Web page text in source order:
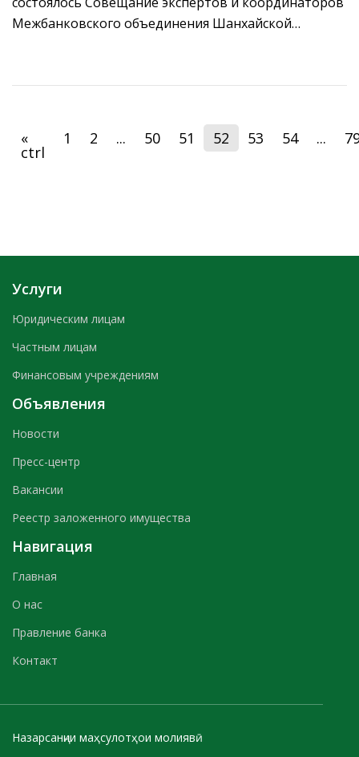
организации сотрудничества.
Межбанковского объединения Шанхайской
Финансовой Компании (IIFCL) в рамках
«
ctrl
1 2 ... 50 51 52 53 54 ...
Услуги
Юридическим лицам
Частным лицам
Финансовым учреждениям
Объявления
Новости
Пресс-центр
Вакансии
Реестр заложенного имущества
Навигация
Главная
О нас
Правление банка
Контакт
Назарсанҷии маҳсулотҳои молиявӣ